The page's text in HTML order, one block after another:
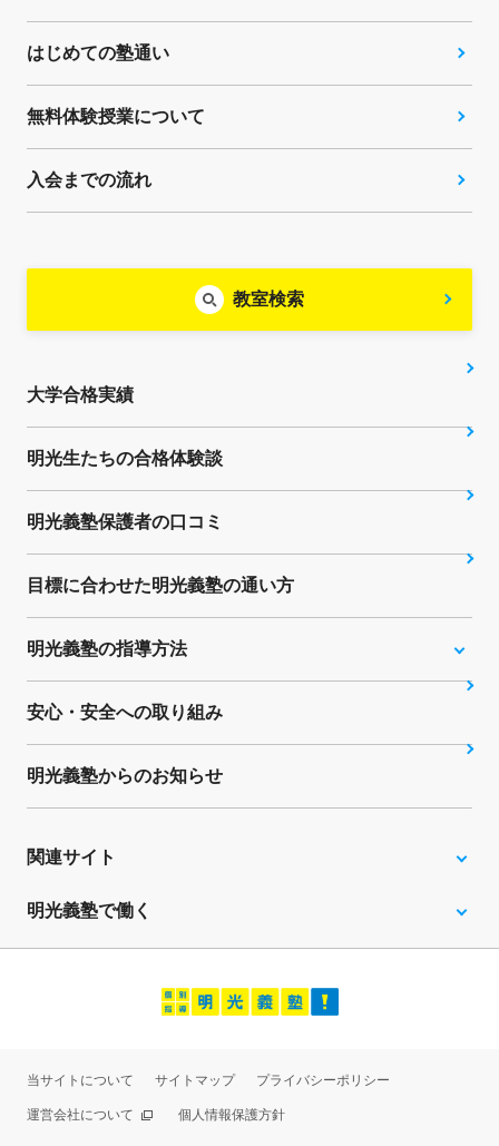
はじめての塾通い
無料体験授業について
入会までの流れ
教室検索
大学合格実績
明光生たちの合格体験談
明光義塾保護者の口コミ
目標に合わせた明光義塾の通い方
明光義塾の指導方法
安心・安全への取り組み
明光義塾からのお知らせ
関連サイト
明光義塾で働く
当サイトについて サイトマップ プライバシーポリシー
運営会社について 個人情報保護方針